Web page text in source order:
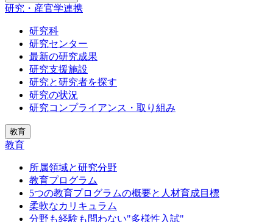
研究・産官学連携
研究科
研究センター
最新の研究成果
研究支援施設
研究と研究者を探す
研究の状況
研究コンプライアンス・取り組み
教育
教育
所属領域と研究分野
教育プログラム
5つの教育プログラムの概要と人材育成目標
柔軟なカリキュラム
分野も経験も問わない"多様性入試"